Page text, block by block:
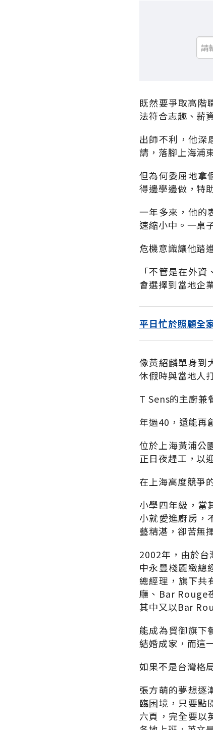
既然要爭取高階
法符合志趣、薪
出師不利，他深
請，落腳上海浦
但為何委屈地拿
得邊學邊做，特
一年多來，他的
速縮小中。一桌
危機意識讓他踏
「不管是在外
會選擇到當地企
平日忙於照顧全
像黃紹麟單身到
休假時與當地人
T Sens的主廚兼
年過40，還能再
位於上海黃浦公
正日夜趕工，以
在上海高度競爭
小學四年級，當
小就愛進廚房，
藝精湛，卻苦無
2002年，由於
中永豐棧麗緻總
總經理，旗下共
廳、Bar Rouge
其中又以Bar
能成為貿御旗下
結婚成家，而這
如果不是台灣格
張方萌的夢想逐
臨困境，只要點
六頁，完全要以